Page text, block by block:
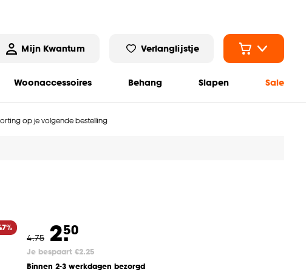
Mijn Kwantum Verlanglijstje
Woonaccessoires Behang Slapen Sale
op je volgende bestelling
4.75 2.50
Je bespaart €2.25
Binnen 2-3 werkdagen bezorgd